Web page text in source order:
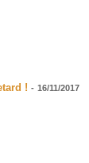
! - 16/11/2017